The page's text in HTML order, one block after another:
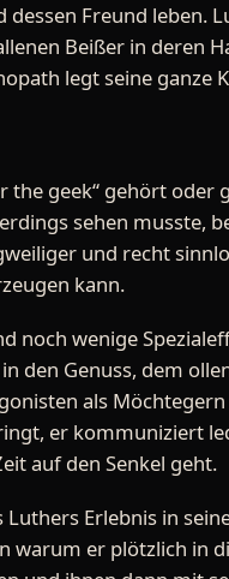
dessen Freund leben.
Beißer in deren
legt seine ganze
the geek“ gehört
sehen musste,
und recht
kann.
noch wenige
den Genuss, dem
als
er kommuniziert
auf den Senkel geht.
Erlebnis in
er plötzlich in